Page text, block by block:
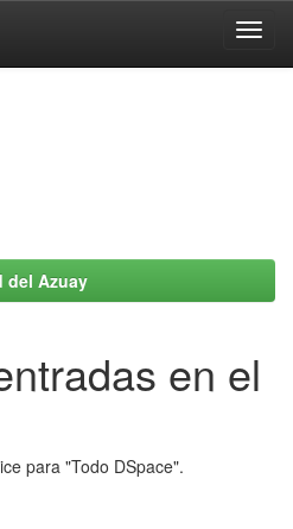
del Azuay
en el
para "Todo DSpace".